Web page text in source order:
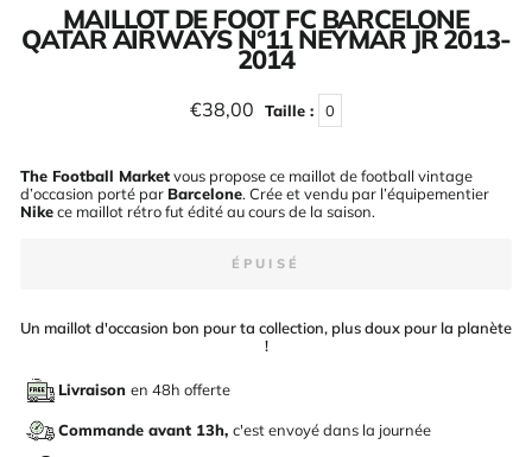
MAILLOT DE FOOT FC BARCELONE
QATAR AIRWAYS N°11 NEYMAR JR 2013-
2014
Prix
régulier
€38,00 Taille : 0
The Football Marketvous propose ce maillot de football vintage
d’occasion porté par Barcelone. Crée et vendu par l’équipementier
Nikece maillot rétro fut édité au cours de la saison.
ÉPUISÉ
Un maillot d'occasion bon pour ta collection, plus doux pour la planète
!
Livraison en 48h offerte
Commande avant 13h, c'est envoyé dans la journée